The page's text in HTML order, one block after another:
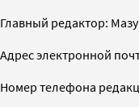
Главный редактор:
Адрес электронной
Номер телефона